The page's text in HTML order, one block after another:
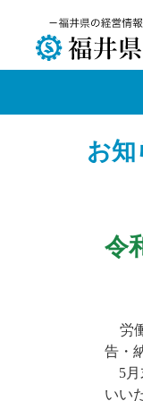
お知
令
労
告・
5月
いい